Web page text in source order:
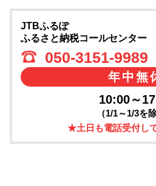
JTBふるぽ
ふるさと納税コールセンター
050-3151-9989
年中無
10:00～
（1/1～1/3を
★土日も電話受付し